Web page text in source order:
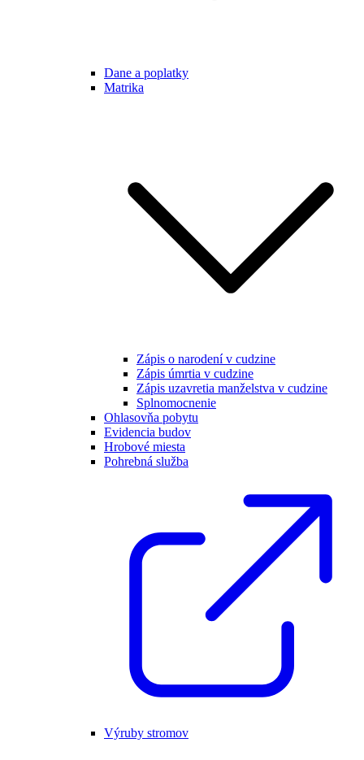
Dane a poplatky
Matrika
Zápis o narodení v cudzine
Zápis úmrtia v cudzine
Zápis uzavretia manželstva v cudzine
Splnomocnenie
Ohlasovňa pobytu
Evidencia budov
Hrobové miesta
Pohrebná služba
Výruby stromov